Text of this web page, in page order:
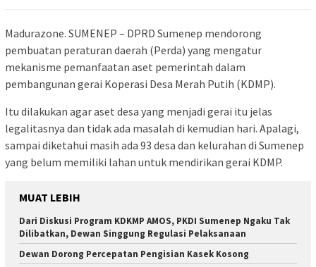
Madurazone. SUMENEP – DPRD Sumenep mendorong
pembuatan peraturan daerah (Perda) yang mengatur
mekanisme pemanfaatan aset pemerintah dalam
pembangunan gerai Koperasi Desa Merah Putih (KDMP).
Itu dilakukan agar aset desa yang menjadi gerai itu jelas
legalitasnya dan tidak ada masalah di kemudian hari. Apalagi,
sampai diketahui masih ada 93 desa dan kelurahan di Sumenep
yang belum memiliki lahan untuk mendirikan gerai KDMP.
MUAT LEBIH
Dari Diskusi Program KDKMP AMOS, PKDI Sumenep Ngaku Tak
Dilibatkan, Dewan Singgung Regulasi Pelaksanaan
Dewan Dorong Percepatan Pengisian Kasek Kosong